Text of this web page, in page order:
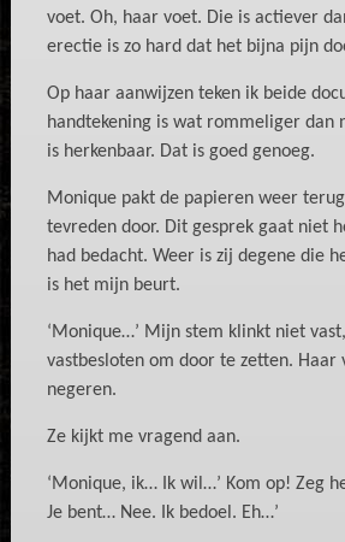
voet. Oh, haar voet. Die is actiever
erectie is zo hard dat het bijna pijn
Op haar aanwijzen teken ik beide
handtekening is wat rommeliger dan
is herkenbaar. Dat is goed genoeg.
Monique pakt de papieren weer
tevreden door. Dit gesprek gaat niet
had bedacht. Weer is zij degene die
is het mijn beurt.
‘Monique…’ Mijn stem klinkt niet
vastbesloten om door te zetten. Haar
negeren.
Ze kijkt me vragend aan.
‘Monique, ik… Ik wil…’ Kom op! Zeg
Je bent… Nee. Ik bedoel. Eh…’